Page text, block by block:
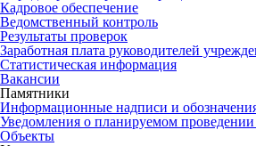
Кадровое обеспечение
Ведомственный контроль
Результаты проверок
Заработная плата руководителей
Статистическая информация
Вакансии
Памятники
Информационные надписи и
Уведомления о планируемом проведении
Объекты